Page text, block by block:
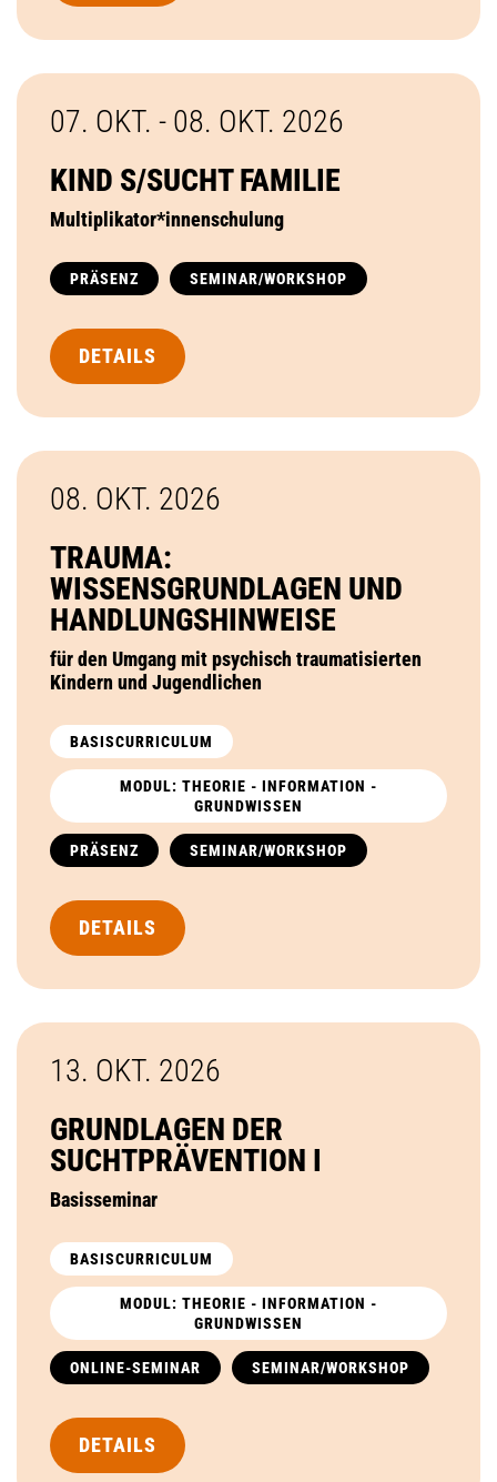
07. OKT. - 08. OKT. 2026
KIND S/SUCHT FAMILIE
Multiplikator*innenschulung
PRÄSENZ SEMINAR/WORKSHOP
DETAILS
08. OKT. 2026
TRAUMA:
WISSENSGRUNDLAGEN UND
HANDLUNGSHINWEISE
für den Umgang mit psychisch traumatisierten
Kindern und Jugendlichen
BASISCURRICULUM
MODUL: THEORIE - INFORMATION -
GRUNDWISSEN
PRÄSENZ SEMINAR/WORKSHOP
DETAILS
13. OKT. 2026
GRUNDLAGEN DER
SUCHTPRÄVENTION I
Basisseminar
BASISCURRICULUM
MODUL: THEORIE - INFORMATION -
GRUNDWISSEN
ONLINE-SEMINAR SEMINAR/WORKSHOP
DETAILS